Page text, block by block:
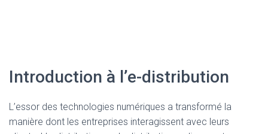
Introduction à l’e-distribution
L’essor des technologies numériques a transformé la
manière dont les entreprises interagissent avec leurs